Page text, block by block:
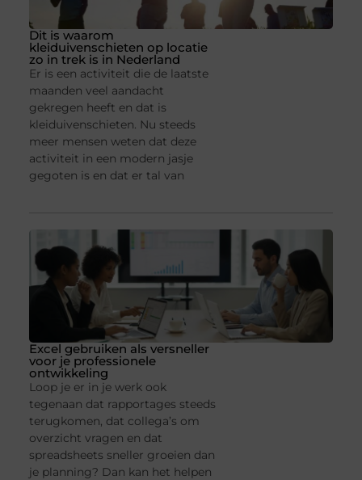
Dit is waarom
kleiduivenschieten op locatie
zo in trek is in Nederland
Er is een activiteit die de laatste
maanden veel aandacht
gekregen heeft en dat is
kleiduivenschieten. Nu steeds
meer mensen weten dat deze
activiteit in een modern jasje
gegoten is en dat er tal van
Excel gebruiken als versneller
voor je professionele
ontwikkeling
Loop je er in je werk ook
tegenaan dat rapportages steeds
terugkomen, dat collega’s om
overzicht vragen en dat
spreadsheets sneller groeien dan
je planning? Dan kan het helpen